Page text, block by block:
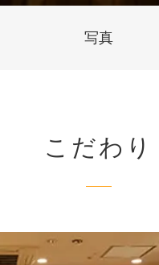
写真
こだわり